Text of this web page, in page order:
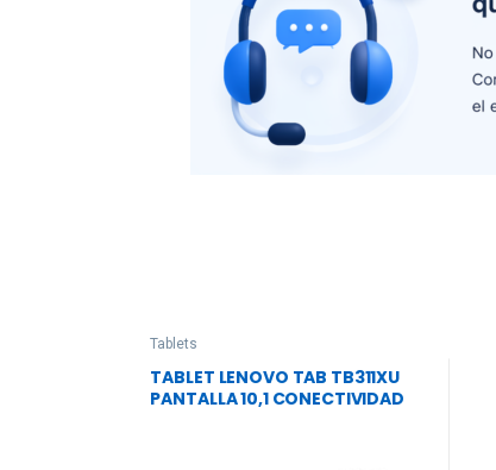
Tablets
TABLET LENOVO TAB TB311XU
PANTALLA 10,1 CONECTIVIDAD